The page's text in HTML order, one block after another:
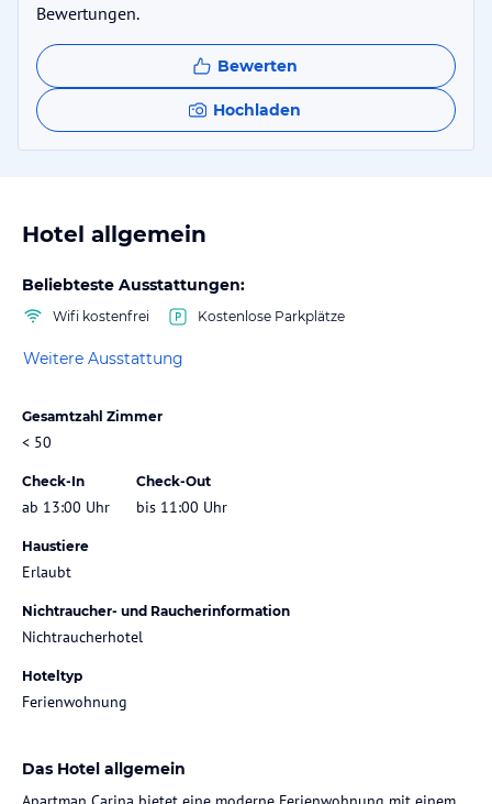
Bewertungen.
Bewerten
Hochladen
Hotel allgemein
Beliebteste Ausstattungen:
Wifi kostenfrei Kostenlose Parkplätze
Weitere Ausstattung
Gesamtzahl Zimmer
< 50
Check-In
ab 13:00 Uhr
Check-Out
bis 11:00 Uhr
Haustiere
Erlaubt
Nichtraucher- und Raucherinformation
Nichtraucherhotel
Hoteltyp
Ferienwohnung
Das Hotel allgemein